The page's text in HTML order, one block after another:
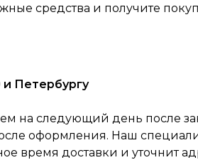
средства и получите
Петербургу
на следующий день после
оформления. Наш
время доставки и уточнит